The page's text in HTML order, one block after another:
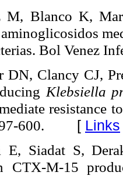
M, Blanco K,
Bol Venez
DN, Clancy CJ,
Klebsiella
resistance
600. [ Links
E, Siadat S,
CTX-M-15